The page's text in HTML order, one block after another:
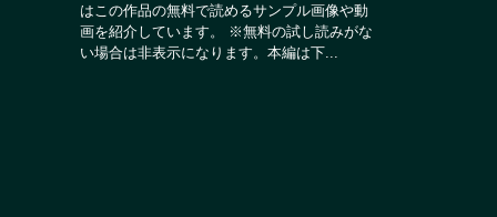
はこの作品の無料で読めるサンプル画像や動
画を紹介しています。 ※無料の試し読みがな
い場合は非表示になります。本編は下...